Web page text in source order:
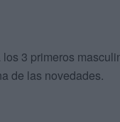
3 primeros
de las novedades.